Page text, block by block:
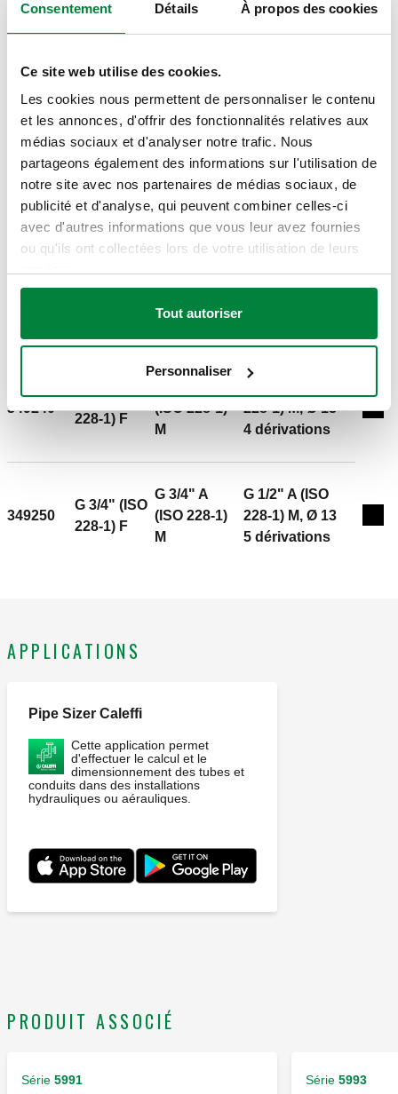
Consentement Détails À propos des cookies
Ce site web utilise des cookies.
Les cookies nous permettent de personnaliser le contenu
et les annonces, d'offrir des fonctionnalités relatives aux
médias sociaux et d'analyser notre trafic. Nous
partageons également des informations sur l'utilisation de
notre site avec nos partenaires de médias sociaux, de
publicité et d'analyse, qui peuvent combiner celles-ci
avec d'autres informations que vous leur avez fournies
ou qu'ils ont collectées lors de votre utilisation de leurs
Tout autoriser
Personnaliser
dérivations
35 mm
Modèles 3D
Texte d’appel d’offres
CALEFFI, 349230. Collecteur simple, composable,
pour raccords à joint plat. Dérivations mâles à portée
Raccord 2: G 3/4" A (ISO 228-1) M. Connections en
dérivation: G 1/2" A (ISO 228-1) M, Ø 13, 3 dérivations.
Pression maxi d'exercice: 10 bar. Plage de température
Montrer
Copier
349240
G 3/4" (ISO
228-1) F
(ISO 228-1)
M
228-1) M, Ø 13
4 dérivations
349250
G 3/4" (ISO
228-1) F
G 3/4" A
(ISO 228-1)
M
G 1/2" A (ISO
228-1) M, Ø 13
5 dérivations
APPLICATIONS
Pipe Sizer Caleffi
Cette application permet
d'effectuer le calcul et le
dimensionnement des tubes et
conduits dans des installations
hydrauliques ou aérauliques.
PRODUIT ASSOCIÉ
Série 5991 Série 5993